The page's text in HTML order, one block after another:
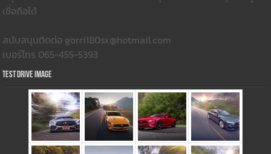
เชื่อถือได้
สนับสนุนติดต่อ gorri180sx@hotmail.com
เบอร์โทร 065-455-5393
Test Drive Image